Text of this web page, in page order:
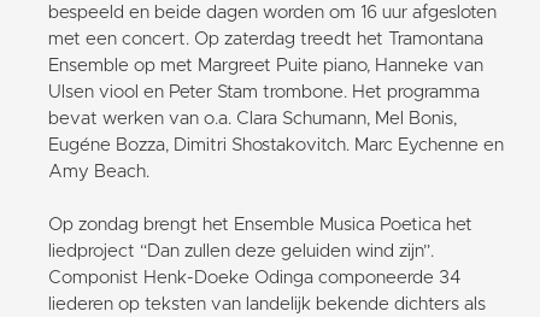
bespeeld en beide dagen worden om 16 uur afgesloten
met een concert. Op zaterdag treedt het Tramontana
Ensemble op met Margreet Puite piano, Hanneke van
Ulsen viool en Peter Stam trombone. Het programma
bevat werken van o.a. Clara Schumann, Mel Bonis,
Eugéne Bozza, Dimitri Shostakovitch. Marc Eychenne en
Amy Beach.
Op zondag brengt het Ensemble Musica Poetica het
liedproject “Dan zullen deze geluiden wind zijn”.
Componist Henk-Doeke Odinga componeerde 34
liederen op teksten van landelijk bekende dichters als